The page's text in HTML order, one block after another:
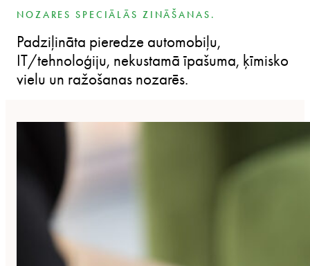
NOZARES SPECIĀLĀS ZINĀŠANAS.
Padziļināta pieredze automobiļu,
IT/tehnoloģiju, nekustamā īpašuma, ķīmisko
vielu un ražošanas nozarēs.